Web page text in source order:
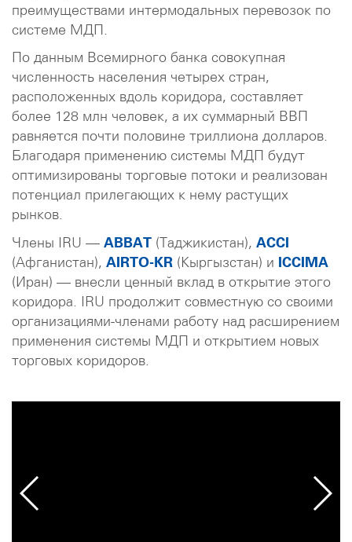
преимуществами интермодальных перевозок по
системе МДП.
По данным Всемирного банка совокупная
численность населения четырех стран,
расположенных вдоль коридора, составляет
более 128 млн человек, а их суммарный ВВП
равняется почти половине триллиона долларов.
Благодаря применению системы МДП будут
оптимизированы торговые потоки и реализован
потенциал прилегающих к нему растущих
рынков.
Члены IRU — ABBAT (Таджикистан), ACCI
(Афганистан), AIRTO-KR (Кыргызстан) и ICCIMA
(Иран) — внесли ценный вклад в открытие этого
коридора. IRU продолжит совместную со своими
организациями-членами работу над расширением
применения системы МДП и открытием новых
торговых коридоров.